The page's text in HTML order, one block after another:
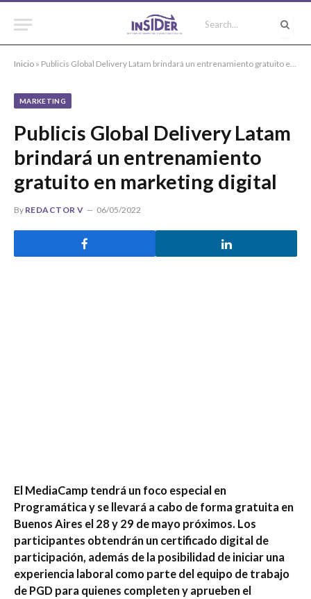
Inicio » Publicis Global Delivery Latam brindará un entrenamiento gratuito en marketing digital
MARKETING
Publicis Global Delivery Latam
brindará un entrenamiento
gratuito en marketing digital
By REDACTOR V 06/05/2022
El MediaCamp tendrá un foco especial en
Programática y se llevará a cabo de forma gratuita en
Buenos Aires el 28 y 29 de mayo próximos. Los
participantes obtendrán un certificado digital de
participación, además de la posibilidad de iniciar una
experiencia laboral como parte del equipo de trabajo
de PGD para quienes completen y aprueben el